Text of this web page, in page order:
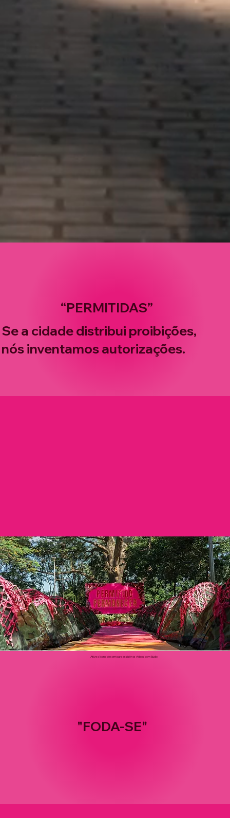
“PERMITIDAS”
Se a cidade distribui proibições,
nós inventamos autorizações.
Ative o ícone de som para assisitr os vídeos com áudio
"FODA-SE"